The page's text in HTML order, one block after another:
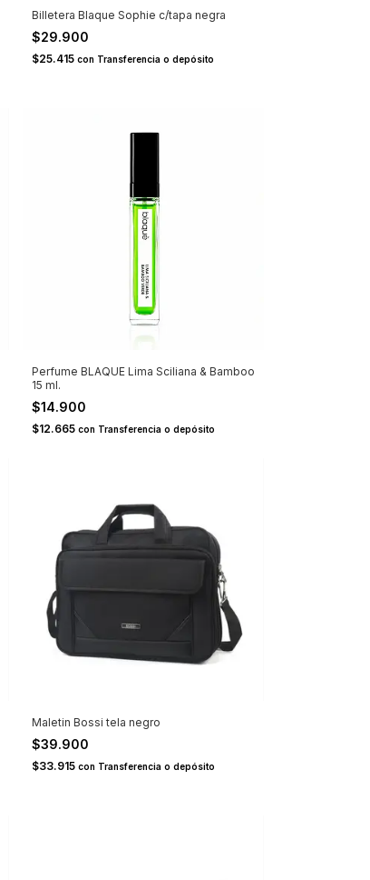
Billetera Blaque Sophie c/tapa negra
$29.900
$25.415 con Transferencia o depósito
Perfume BLAQUE Lima Sciliana & Bamboo
15 ml.
$14.900
$12.665 con Transferencia o depósito
Maletin Bossi tela negro
$39.900
$33.915 con Transferencia o depósito